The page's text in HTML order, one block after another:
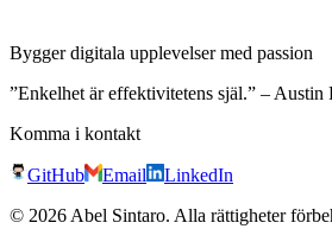
Bygger digitala upplevelser med passion
”Enkelhet är effektivitetens själ.” – Austin
Komma i kontakt
GitHub Email
LinkedIn
© 2026 Abel Sintaro. Alla rättigheter